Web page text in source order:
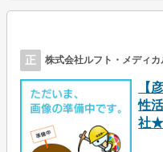
正 株式会社ルフト・メディカ
【
性
社★